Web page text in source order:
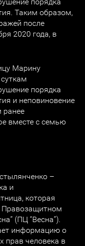
Таким образом,
после
2020 года, в
Марину
порядка
и неповиновение
ранее
вместе с семью
–
и
которая
Правозащитном
(ПЦ “Весна”).
информацию о
прав человека в